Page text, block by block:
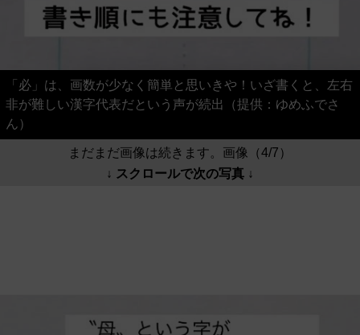
「必」は、画数が少なく簡単と思いきや！いざ書くと、左右
非が難しい漢字代表だという声が続出（提供：ゆめふでさ
ん）
まだまだ画像は続きます。画像（4/7）
↓ スクロールで次の写真 ↓